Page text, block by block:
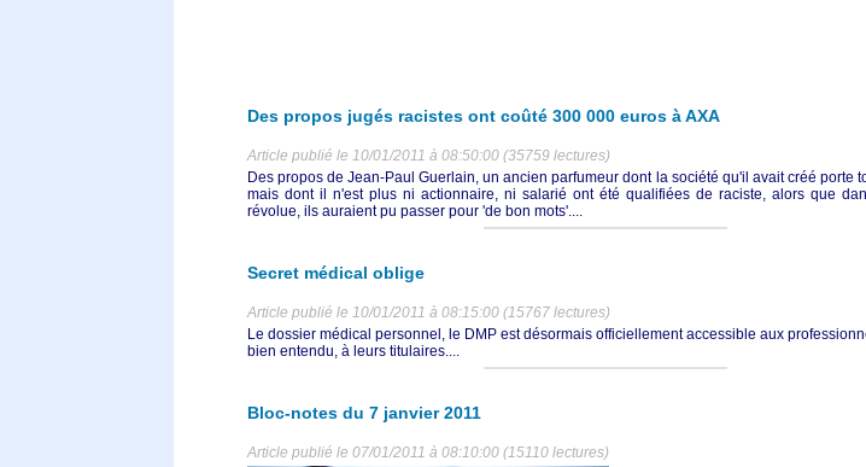
Des propos jugés racistes ont coûté 300 000 euros à AXA
Article publié le 10/01/2011 à 08:50:00 (35759 lectures)
Des propos de Jean-Paul Guerlain, un ancien parfumeur dont la société qu'il avait créé porte
mais dont il n'est plus ni actionnaire, ni salarié ont été qualifiées de raciste, alors que
révolue, ils auraient pu passer pour 'de bon mots'....
Secret médical oblige
Article publié le 10/01/2011 à 08:15:00 (15767 lectures)
Le dossier médical personnel, le DMP est désormais officiellement accessible aux
bien entendu, à leurs titulaires....
Bloc-notes du 7 janvier 2011
Article publié le 07/01/2011 à 08:10:00 (15110 lectures)